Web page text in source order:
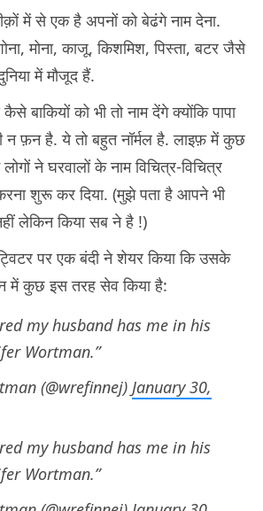
में से एक है अपनों को बेढंगे नाम देना.
मोना, काजू, किशमिश, पिस्ता, बटर जैसे
में मौजूद हैं.
बाकियों को भी तो नाम देंगे क्योंकि पापा
न फ़न है. ये तो बहुत नॉर्मल है. लाइफ़ में कुछ
ने घरवालों के नाम विचित्र-विचित्र
शुरू कर दिया. (मुझे पता है आपने भी
लेकिन किया सब ने है !)
पर एक बंदी ने शेयर किया कि उसके
में कुछ इस तरह सेव किया है:
my husband has me in his
Wortman.”
(@wrefinnej) January 30,
my husband has me in his
Wortman.”